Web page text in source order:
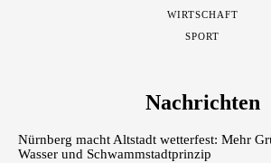
WIRTSCHAFT
SPORT
Nachrichten
Nürnberg macht Altstadt wetterfest: Mehr
Wasser und Schwammstadtprinzip